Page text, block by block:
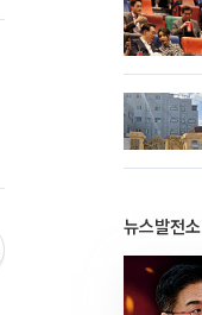
뉴스발전소